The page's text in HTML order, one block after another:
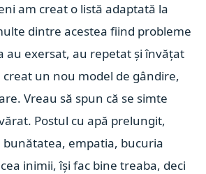
am creat o listă adaptată la
dintre acestea fiind probleme
au exersat, au repetat și învățat
creat un nou model de gândire,
Vreau să spun că se simte
Postul cu apă prelungit,
empatia, bucuria
inimii, își fac bine treaba, deci